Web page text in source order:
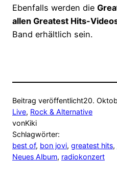
Ebenfalls werden die
allen Greatest Hits-
Band erhältlich sein.
Beitrag veröffentlicht20.
Live, Rock & Alternative
vonKiki
Schlagwörter:
best of, bon jovi, greatest hits,
Neues Album, radiokonzert